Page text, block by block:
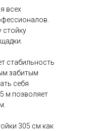
всех
стойку
стабильность
забитым
себя
м позволяет
305 см как